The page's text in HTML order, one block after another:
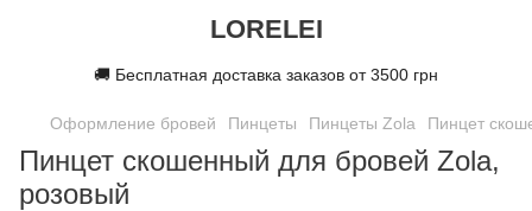
LORELEI
🚚 Бесплатная доставка заказов от 3500 грн
Оформление бровей Пинцеты Пинцеты Zola Пинцет
Пинцет скошенный для бровей Zola,
розовый